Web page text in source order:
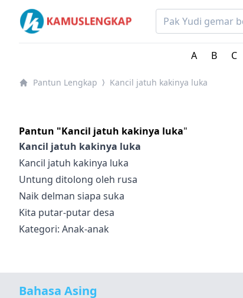
Kumpulan pantun lengkap Bahasa Indonesia dan
A B C
Pantun Lengkap ⟩ Kancil jatuh kakinya luka
Pantun "Kancil jatuh kakinya luka"
Kancil jatuh kakinya luka
Kancil jatuh kakinya luka
Untung ditolong oleh rusa
Naik delman siapa suka
Kita putar-putar desa
Kategori: Anak-anak
Bahasa Asing